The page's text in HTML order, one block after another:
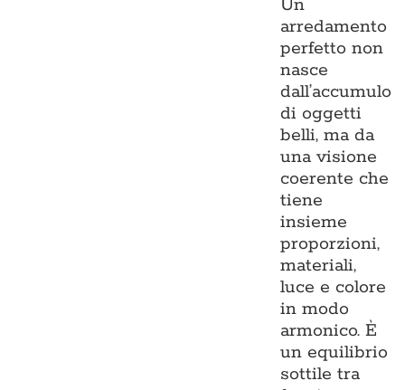
Un
arredamento
perfetto non
nasce
dall’accumulo
di oggetti
belli, ma da
una visione
coerente che
tiene
insieme
proporzioni,
materiali,
luce e colore
in modo
armonico. È
un equilibrio
sottile tra